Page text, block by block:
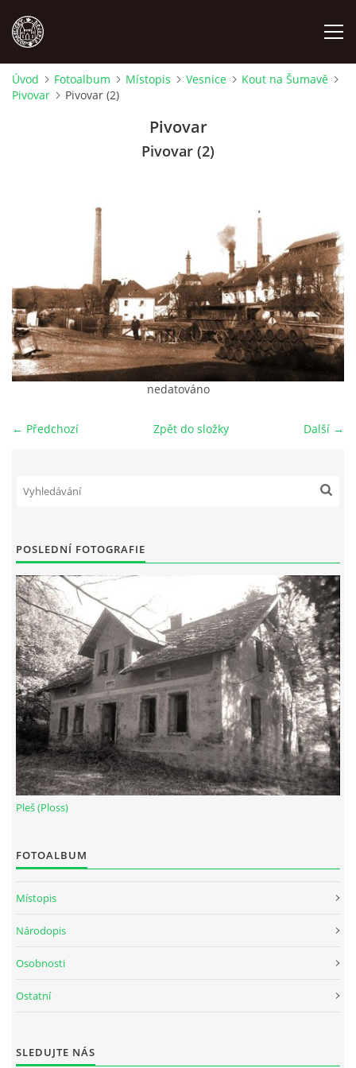
MÍSTOPIS
ODKAZY
O NÁS
DŮL NA SLÍDU (NA KOLE)
--------------------------------------------------------------
Tento projekt je realizován za finanční podpory
města Domažlice.
© 2026 eStránky.cz |Aktualizováno: 17. 7. 2026|Nahoru ↑
Úvod Fotoalbum Místopis Vesnice
Kout na Šumavě
Pivovar
Pivovar (2)
Pivovar
Pivovar (2)
nedatováno
← Předchozí Další →
Zpět do složky
POSLEDNÍ FOTOGRAFIE
Pleš (Ploss)
FOTOALBUM
Místopis
Národopis
Osobnosti
Ostatní
SLEDUJTE NÁS